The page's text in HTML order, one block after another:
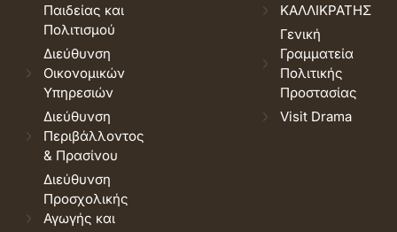
Παιδείας και
Πολιτισμού
Διεύθυνση
Οικονομικών
Υπηρεσιών
Διεύθυνση
Περιβάλλοντος
& Πρασίνου
Διεύθυνση
Προσχολικής
Αγωγής και
ΚΑΛΛΙΚΡΑΤΗΣ
Γενική
Γραμματεία
Πολιτικής
Προστασίας
Visit Drama